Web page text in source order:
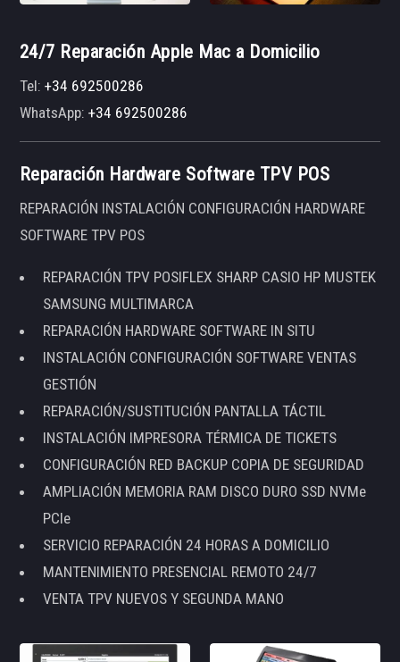
24/7 Reparación Apple Mac a Domicilio
Tel:+34 692500286
WhatsApp:+34 692500286
Reparación Hardware Software TPV POS
REPARACIÓN INSTALACIÓN CONFIGURACIÓN HARDWARE
SOFTWARE TPV POS
REPARACIÓN TPV POSIFLEX SHARP CASIO HP MUSTEK
SAMSUNG MULTIMARCA
REPARACIÓN HARDWARE SOFTWARE IN SITU
INSTALACIÓN CONFIGURACIÓN SOFTWARE VENTAS
GESTIÓN
REPARACIÓN/SUSTITUCIÓN PANTALLA TÁCTIL
INSTALACIÓN IMPRESORA TÉRMICA DE TICKETS
CONFIGURACIÓN RED BACKUP COPIA DE SEGURIDAD
AMPLIACIÓN MEMORIA RAM DISCO DURO SSD NVMe
PCIe
SERVICIO REPARACIÓN 24 HORAS A DOMICILIO
MANTENIMIENTO PRESENCIAL REMOTO 24/7
VENTA TPV NUEVOS Y SEGUNDA MANO